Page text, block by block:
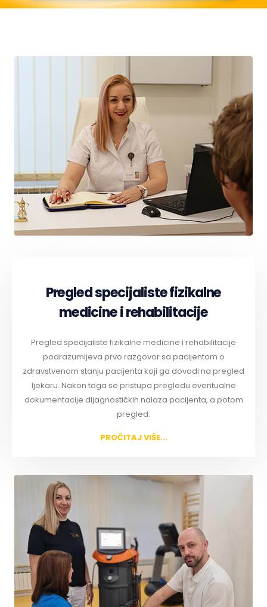
Pregled specijaliste fizikalne
medicine i rehabilitacije
Pregled specijaliste fizikalne medicine i rehabilitacije
podrazumijeva prvo razgovor sa pacijentom o
zdravstvenom stanju pacijenta koji ga dovodi na pregled
ljekaru. Nakon toga se pristupa pregledu eventualne
dokumentacije dijagnostičkih nalaza pacijenta, a potom
pregled.
PROČITAJ VIŠE...